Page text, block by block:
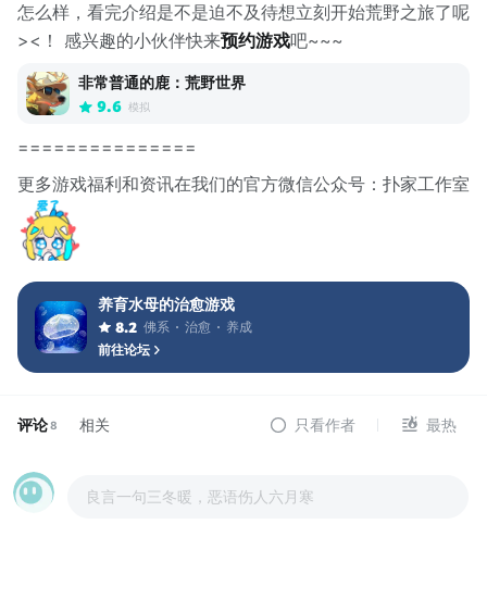
怎么样，看完介绍是不是迫不及待想立刻开始荒野之旅了呢
><！ 感兴趣的小伙伴快来预约游戏吧~~~
非常普通的鹿：荒野世界
9.6 模拟
===============
更多游戏福利和资讯在我们的官方微信公众号：扑家工作室
养育水母的治愈游戏
8.2 佛系 治愈
养成
前往论坛
评论8 相关 只看作者 最热
良言一句三冬暖，恶语伤人六月寒